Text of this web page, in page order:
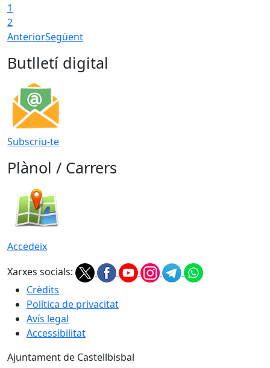
1
2
AnteriorSegüent
Butlletí digital
Subscriu-te
Plànol / Carrers
Accedeix
Xarxes socials:
Crèdits
Política de privacitat
Avís legal
Accessibilitat
Ajuntament de Castellbisbal